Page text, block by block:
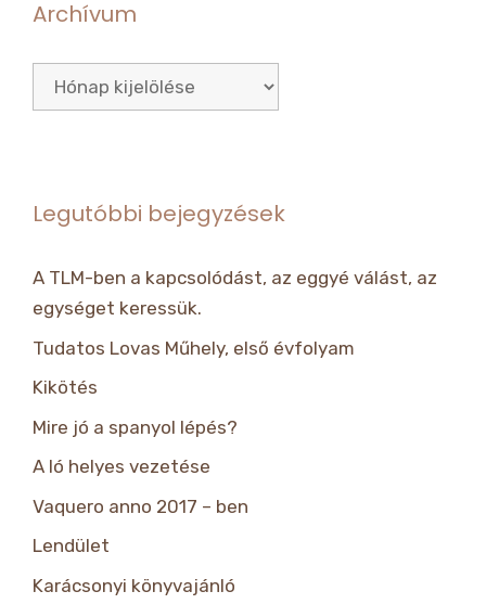
Archívum
Archívum
Legutóbbi bejegyzések
A TLM-ben a kapcsolódást, az eggyé válást, az
egységet keressük.
Tudatos Lovas Műhely, első évfolyam
Kikötés
Mire jó a spanyol lépés?
A ló helyes vezetése
Vaquero anno 2017 – ben
Lendület
Karácsonyi könyvajánló